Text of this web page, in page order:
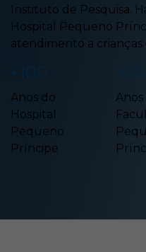
Instituto de Pesquisa.
Hospital Pequeno
atendimento a
+100
Anos do
Hospital
Pequeno
Príncipe
+20
Anos